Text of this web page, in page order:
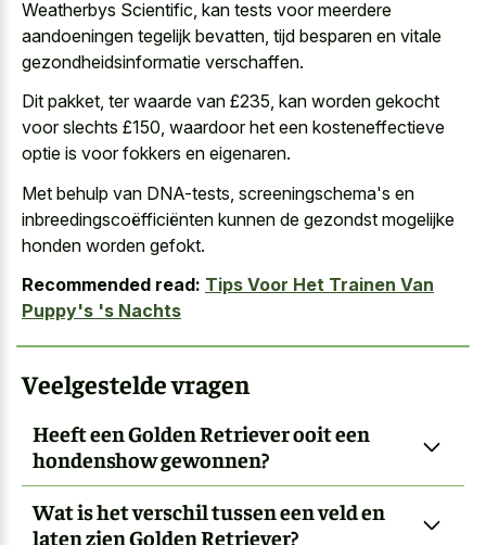
Weatherbys Scientific, kan tests voor meerdere
aandoeningen tegelijk bevatten, tijd besparen en vitale
gezondheidsinformatie verschaffen.
Dit pakket, ter waarde van £235, kan worden gekocht
voor slechts £150, waardoor het een kosteneffectieve
optie is voor fokkers en eigenaren.
Met behulp van DNA-tests, screeningschema's en
inbreedingscoëfficiënten kunnen de gezondst mogelijke
honden worden gefokt.
Recommended read: Tips Voor Het Trainen Van
Puppy's 's Nachts
Veelgestelde vragen
Heeft een Golden Retriever ooit een
hondenshow gewonnen?
Wat is het verschil tussen een veld en
laten zien Golden Retriever?